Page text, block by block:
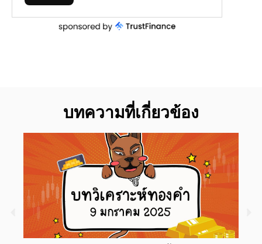
บทความที่เกี่ยวข้อง